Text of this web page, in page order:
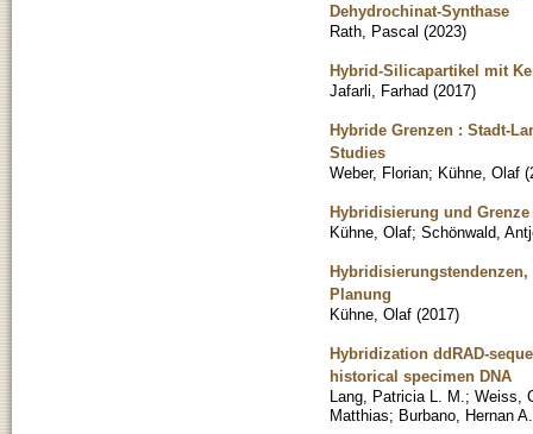
Dehydrochinat-Synthase
Rath, Pascal (2023)
Hybrid-Silicapartikel mit
Jafarli, Farhad (2017)
Hybride Grenzen : Stadt-
Studies
Weber, Florian; Kühne, Olaf (
Hybridisierung und
Kühne, Olaf; Schönwald,
Planung
Kühne, Olaf (2017)
Hybridization ddRAD-
historical specimen DNA
Lang, Patricia L. M. ; Weiss,
Matthias; Burbano, Hernan A.